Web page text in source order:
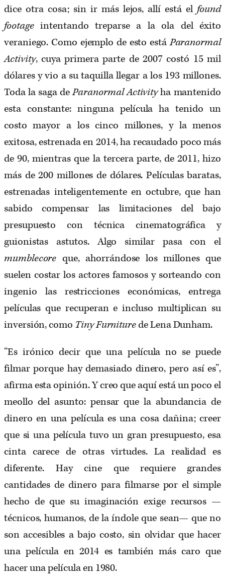
dice otra cosa; sin ir más lejos, allí está elfound
footageintentando treparse a la ola del éxito
veraniego. Como ejemplo de esto estáParanormal
Activity, cuya primera parte de 2007 costó 15 mil
dólares y vio a su taquilla llegar a los 193 millones.
Toda la saga deParanormal Activityha mantenido
esta constante: ninguna película ha tenido un
costo mayor a los cinco millones, y la menos
exitosa, estrenada en 2014, ha recaudado poco más
de 90, mientras que la tercera parte, de 2011, hizo
más de 200 millones de dólares. Películas baratas,
estrenadas inteligentemente en octubre, que han
sabido compensar las limitaciones del bajo
presupuesto con técnica cinematográfica y
guionistas astutos. Algo similar pasa con el
mumblecore que, ahorrándose los millones que
suelen costar los actores famosos y sorteando con
ingenio las restricciones económicas, entrega
películas que recuperan e incluso multiplican su
inversión, como Tiny Furniturede Lena Dunham.
“Es irónico decir que una película no se puede
filmar porque hay demasiado dinero, pero así es”,
afirma esta opinión. Y creo que aquí está un poco el
meollo del asunto: pensar que la abundancia de
dinero en una película es una cosa dañina; creer
que si una película tuvo un gran presupuesto, esa
cinta carece de otras virtudes. La realidad es
diferente. Hay cine que requiere grandes
cantidades de dinero para filmarse por el simple
hecho de que su imaginación exige recursos —
técnicos, humanos, de la índole que sean— que no
son accesibles a bajo costo, sin olvidar que hacer
una película en 2014 es también más caro que
hacer una película en 1980.